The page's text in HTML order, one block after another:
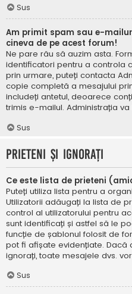
Sus
Am primit spam sau e-
cineva de pe acest forum!
Ne pare rău să auzim asta.
identificatori pentru a controla
prin urmare, puteți contacta
copie completă a mesajului
includeți antetul, deoarece
trimis e-mailul. Administrația va
Sus
Prieteni și ignorați
Ce este lista de prieteni
Puteți utiliza lista pentru a
Utilizatorii adăugați la lista de
control al utilizatorului pentru
sunt identificați și astfel să le
funcție de șablonul folosit de
pot fi afișate evidențiate. Dacă
ignorați, toate mesajele dvs.
Sus